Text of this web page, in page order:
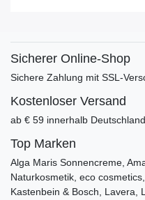
Sicherer Online-Shop
Sichere Zahlung mit SSL-
Kostenloser Versand
ab € 59 innerhalb Deutschland
Top Marken
Alga Maris Sonnencreme,
Naturkosmetik, eco
Kastenbein & Bosch, Lavera,